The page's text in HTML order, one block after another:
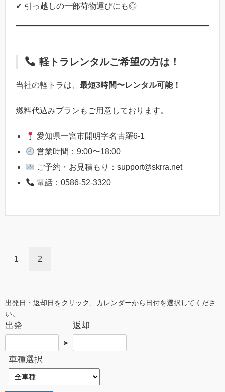
✔ 引っ越しの一部荷物運びにも◎
軽トラレンタルご希望の方は！
当社の軽トラは、 最短3時間〜レンタル可能！
燃料代込みプランもご用意しております。
愛知県一宮市開明字名古羅6-1
営業時間：9:00〜18:00
ご予約・お見積もり：support@skrra.net
電話：0586-52-3320
1 2
出発日・返却日をクリック、カレンダーから日付を選択してくださ
い。
出発
➤
返却
車種選択